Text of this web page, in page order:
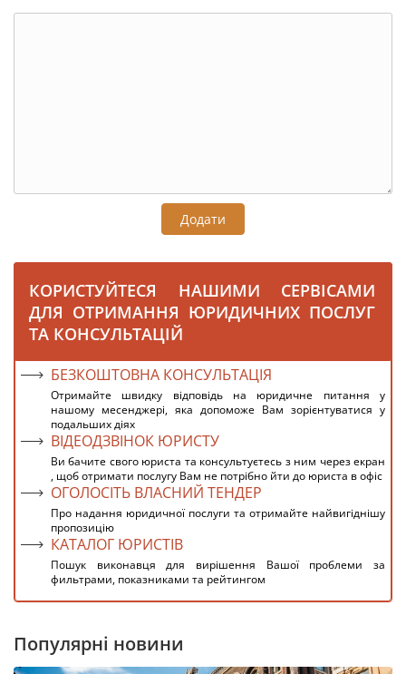
Додати
КОРИСТУЙТЕСЯ НАШИМИ СЕРВІСАМИ
ДЛЯ ОТРИМАННЯ ЮРИДИЧНИХ ПОСЛУГ
ТА КОНСУЛЬТАЦІЙ
БЕЗКОШТОВНА КОНСУЛЬТАЦІЯ
Отримайте швидку відповідь на юридичне питання у
нашому месенджері, яка допоможе Вам зорієнтуватися у
подальших діях
ВІДЕОДЗВІНОК ЮРИСТУ
Ви бачите свого юриста та консультуєтесь з ним через екран
, щоб отримати послугу Вам не потрібно йти до юриста в офіс
ОГОЛОСІТЬ ВЛАСНИЙ ТЕНДЕР
Про надання юридичної послуги та отримайте найвигіднішу
пропозицію
КАТАЛОГ ЮРИСТІВ
Пошук виконавця для вирішення Вашої проблеми за
фильтрами, показниками та рейтингом
Популярні новини